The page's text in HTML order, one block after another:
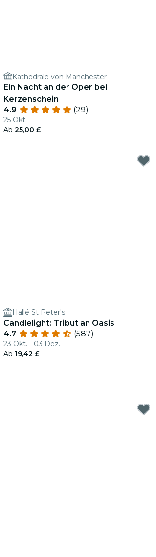
Kathedrale von Manchester
Ein Nacht an der Oper bei
Kerzenschein
4.9
(29)
25 Okt.
Ab 25,00 £
Hallé St Peter's
Candlelight: Tribut an Oasis
4.7
(587)
23 Okt. - 03 Dez.
Ab 19,42 £